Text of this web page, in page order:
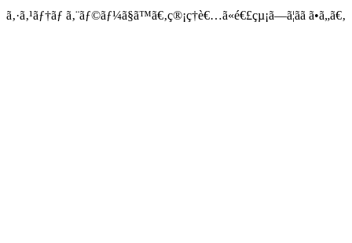
ã‚·ã‚¹ãƒ†ãƒ ã‚¨ãƒ©ãƒ¼ã§ã™ã€‚ç®¡ç†è€…ã«é€£çµ¡ã—ã¦ãã ã•ã„ã€‚